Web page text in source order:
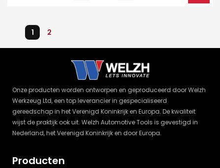
1 2
Onze producten worden ontworpen en geproduceerd door Welzh
Werkzeug Ltd, een top leverancier in gespecialiseerd
gereedschap in het Verenigd Koninkrijk en Europa. De kwaliteit
wijst de praktijk ook uit. Welzh Automotive Tools is gevestigd in
Nederland, het Verenigd Koninkrijk en door Europa.
Producten